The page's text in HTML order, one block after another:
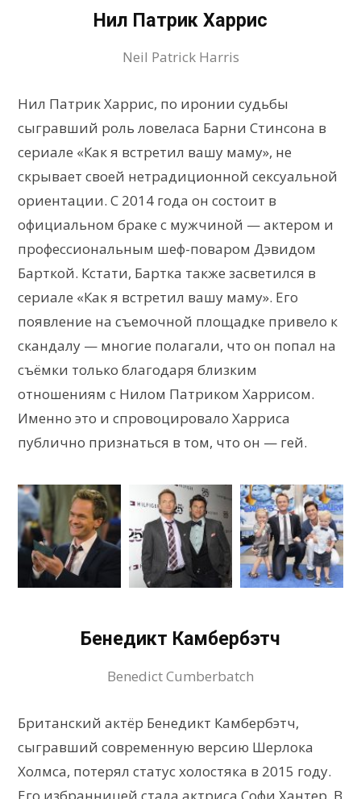
Нил Патрик Харрис
Neil Patrick Harris
Нил Патрик Харрис, по иронии судьбы
сыгравший роль ловеласа Барни Стинсона в
сериале «Как я встретил вашу маму», не
скрывает своей нетрадиционной сексуальной
ориентации. С 2014 года он состоит в
официальном браке с мужчиной — актером и
профессиональным шеф-поваром Дэвидом
Барткой. Кстати, Бартка также засветился в
сериале «Как я встретил вашу маму». Его
появление на съемочной площадке привело к
скандалу — многие полагали, что он попал на
съёмки только благодаря близким
отношениям с Нилом Патриком Харрисом.
Именно это и спровоцировало Харриса
публично признаться в том, что он — гей.
Бенедикт Камбербэтч
Benedict Cumberbatch
Британский актёр Бенедикт Камбербэтч,
сыгравший современную версию Шерлока
Холмса, потерял статус холостяка в 2015 году.
Его избранницей стала актриса Софи Хантер. В